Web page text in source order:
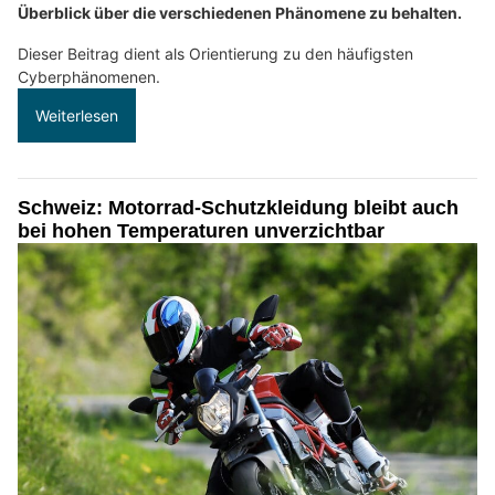
Überblick über die verschiedenen Phänomene zu behalten.
Dieser Beitrag dient als Orientierung zu den häufigsten
Cyberphänomenen.
Weiterlesen
Schweiz: Motorrad-Schutzkleidung bleibt auch
bei hohen Temperaturen unverzichtbar